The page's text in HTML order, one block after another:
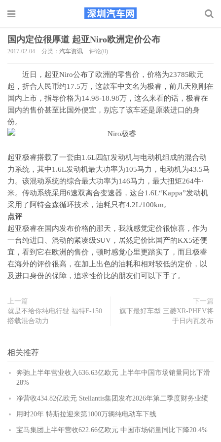
国内定位很厚道 起亚Niro欧洲定价公布
2017-02-04 分类： 汽车资讯 评论(0)
近日，起亚Niro公布了欧洲的零售价，价格为23785欧元
起，折合人民币约17.5万，这款车中文名为极睿，前几天刚刚在
国内上市，指导价格为14.98-18.98万，这么来看的话，极睿在
国内的售价甚至比国外便宜，别忘了该车还是原装进口的身
份。
起亚极睿搭载了一套由1.6L四缸发动机与电动机组成的混合动
力系统，其中1.6L发动机最大功率为105马力，电动机为43.5马
力。该混动系统的综合最大功率为146马力，最大扭矩264牛·
米。传动系统采用6速双离合变速器，这台1.6L“Kappa”发动机
采用了阿特金森循环技术，油耗只有4.2L/100km。
点评
起亚极睿在国内发布价格的那天，我就感觉定价很惊喜，作为
一台纯进口、混动的紧凑级SUV，居然定价比国产的KX5还便
宜，看到它在欧洲的售价，顿时感觉心里更踏实了，而且极睿
在海外的评价很高，在加上出色的油耗和相对较低的定价，以
及进口身份的保障，追求性价比的朋友们可以下手了。
上一篇
就是不给你纯电行驶 福特F-150
搭载混合动力
下一篇
旗下最好车型 三菱XR-PHEV将
于日内瓦发布
相关推荐
奔驰上半年营业收入636.63亿欧元 上半年中国市场销量同比下滑
28%
净营收434.82亿欧元 Stellantis集团发布2026年第二季度财务业绩
用时20年 特斯拉迎来第1000万辆纯电动车下线
宝马集团上半年营收622.66亿欧元 中国市场销量同比下降20.4%